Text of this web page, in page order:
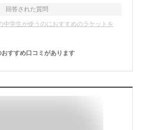
回答された質問
中学生が使うのにおすすめのラケットを
おすすめ口コミがあります